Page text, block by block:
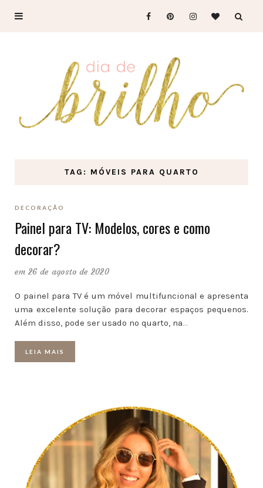
TAG: MÓVEIS PARA QUARTO
DECORAÇÃO
Painel para TV: Modelos, cores e como
decorar?
em 26 de agosto de 2020
O painel para TV é um móvel multifuncional e apresenta
uma excelente solução para decorar espaços pequenos.
Além disso, pode ser usado no quarto, na…
LEIA MAIS